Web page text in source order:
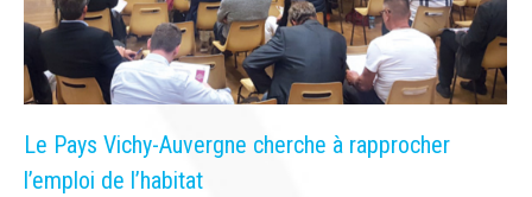
Le Pays Vichy-Auvergne cherche à rapprocher
l’emploi de l’habitat